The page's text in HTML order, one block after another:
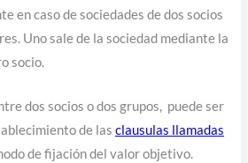
en caso de sociedades de dos socios
Uno sale de la sociedad mediante la
socio.
dos socios o dos grupos, puede ser
de las clausulas llamadas
de fijación del valor objetivo.